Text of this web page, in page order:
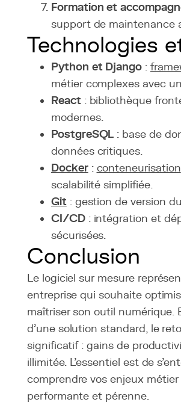
Formation et
support de maintenance
Technologies
Python et Django :
métier complexes avec
React: bibliothèque
modernes.
PostgreSQL : base de
données critiques.
Docker: conteneurisation
scalabilité simplifiée.
Git: gestion de version
CI/CD: intégration et
sécurisées.
Conclusion
Le logiciel sur mesure
entreprise qui souhaite
maîtriser son outil numérique.
d'une solution standard, le
significatif : gains de
illimitée. L'essentiel est de
comprendre vos enjeux
performante et pérenne.